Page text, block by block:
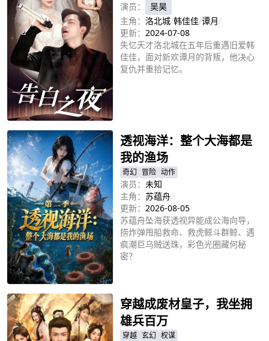
演员：
吴昊
主角： 洛北城/韩佳佳/谭月/
更新： 2024-07-08
失忆天才洛北城在五年后重遇旧爱韩
佳佳，面对新欢谭月的背叛，他决心
复仇并重拾记忆。
透视海洋：整个大海都是
我的渔场
奇幻 冒险 动作
演员： 未知
主角： 苏蕴舟/
更新： 2026-08-05
苏蕴舟坠海获透视异能成公海向导，
捞炸弹甩船救命、救虎鲸斗群鲸、遇
疯潮巨乌贼送珠，彩色光圈藏何秘
密？
穿越成废材皇子，我坐拥
雄兵百万
穿越 玄幻 权谋